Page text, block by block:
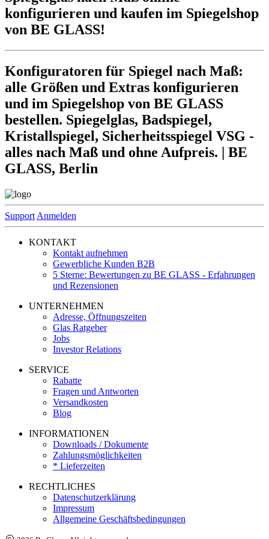
konfigurieren und kaufen im Spiegelshop
von BE GLASS!
Konfiguratoren für Spiegel nach Maß:
alle Größen und Extras konfigurieren
und im Spiegelshop von BE GLASS
bestellen. Spiegelglas, Badspiegel,
Kristallspiegel, Sicherheitsspiegel VSG -
alles nach Maß und ohne Aufpreis. | BE
GLASS, Berlin
Support Anmelden
KONTAKT
Kontakt aufnehmen
Gewerbliche Kunden B2B
5 Sterne: Bewertungen zu BE GLASS - Erfahrungen
und Rezensionen
UNTERNEHMEN
Adresse, Öffnungszeiten
Glas Ratgeber
Jobs
Investor Relations
SERVICE
Rabatte
Fragen und Antworten
Versandkosten
Blog
INFORMATIONEN
Downloads / Dokumente
Zahlungsmöglichkeiten
* Lieferzeiten
RECHTLICHES
Datenschutzerklärung
Impressum
Allgemeine Geschäftsbedingungen